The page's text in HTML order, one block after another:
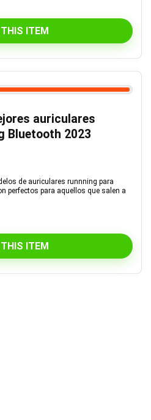
ITEM
auriculares
Bluetooth 2023
de auriculares runnning para
perfectos para aquellos que salen a
ITEM